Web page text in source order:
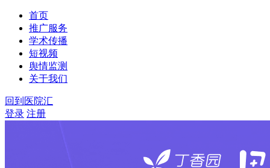
首页
推广服务
学术传播
短视频
舆情监测
关于我们
回到医院汇
登录 注册